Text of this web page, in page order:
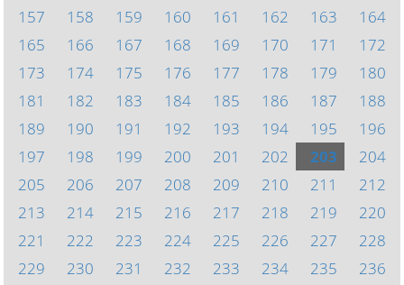
157
158 159 160 161 162 163
164
165
166 167 168 169 170 171
172
173
174 175 176 177 178 179
180
181
182 183 184 185 186 187
188
189
190 191 192 193 194 195
196
197
198 199 200 201 202 203
204
205
206 207 208 209 210 211
212
213
214 215 216 217 218 219
220
221
222 223 224 225 226 227
228
229
230 231 232 233 234 235
236